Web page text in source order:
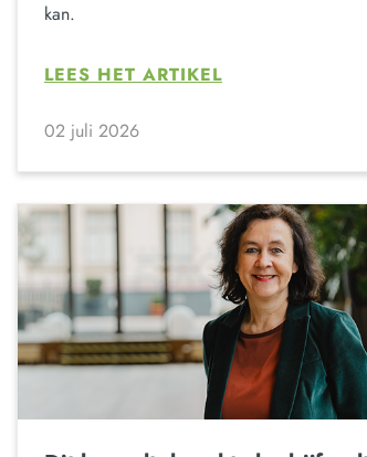
kan.
LEES HET ARTIKEL
02 juli 2026